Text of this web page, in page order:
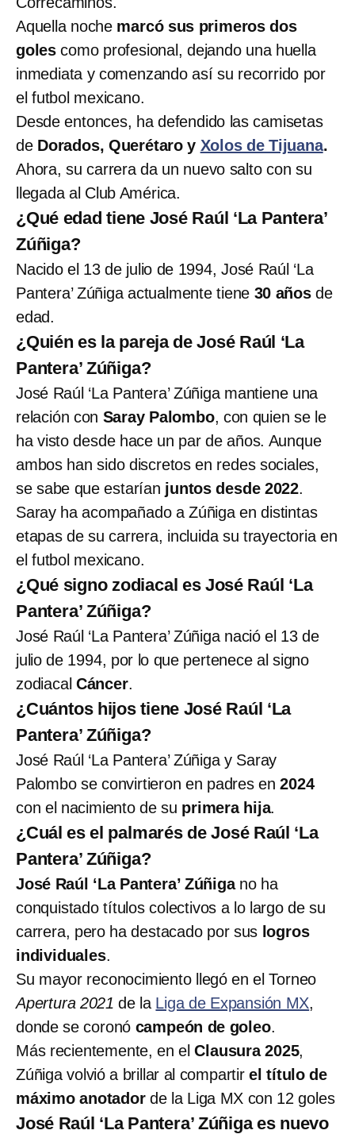
Aquella noche marcó sus primeros dos
goles como profesional, dejando una huella
inmediata y comenzando así su recorrido por
el futbol mexicano.
Desde entonces, ha defendido las camisetas
deDorados, Querétaro y Xolos de Tijuana.
Ahora, su carrera da un nuevo salto con su
llegada al Club América.
¿Qué edad tiene José Raúl ‘La Pantera’
Zúñiga?
Nacido el 13 de julio de 1994, José Raúl ‘La
Pantera’ Zúñiga actualmente tiene 30 añosde
edad.
¿Quién es la pareja de José Raúl ‘La
Pantera’ Zúñiga?
José Raúl ‘La Pantera’ Zúñiga mantiene una
relación con Saray Palombo, con quien se le
ha visto desde hace un par de años. Aunque
ambos han sido discretos en redes sociales,
se sabe que estarían juntos desde 2022.
Saray ha acompañado a Zúñiga en distintas
etapas de su carrera, incluida su trayectoria en
el futbol mexicano.
¿Qué signo zodiacal es José Raúl ‘La
Pantera’ Zúñiga?
José Raúl ‘La Pantera’ Zúñiga nació el 13 de
julio de 1994, por lo que pertenece al signo
zodiacal Cáncer.
¿Cuántos hijos tiene José Raúl ‘La
Pantera’ Zúñiga?
José Raúl ‘La Pantera’ Zúñiga y Saray
Palombo se convirtieron en padres en2024
con el nacimiento de su primera hija.
¿Cuál es el palmarés de José Raúl ‘La
Pantera’ Zúñiga?
José Raúl ‘La Pantera’ Zúñigano ha
conquistado títulos colectivos a lo largo de su
carrera, pero ha destacado por sus logros
individuales.
Su mayor reconocimiento llegó en el Torneo
Apertura 2021 de la Liga de Expansión MX,
donde se coronó campeón de goleo.
Más recientemente, en elClausura 2025,
Zúñiga volvió a brillar al compartirel título de
máximo anotadorde la Liga MX con 12 goles
José Raúl ‘La Pantera’ Zúñiga es nuevo